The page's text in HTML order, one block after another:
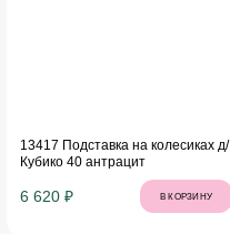
13417 Подставка на колесиках д/
Кубико 40 антрацит
6 620 ₽ В КОРЗИНУ